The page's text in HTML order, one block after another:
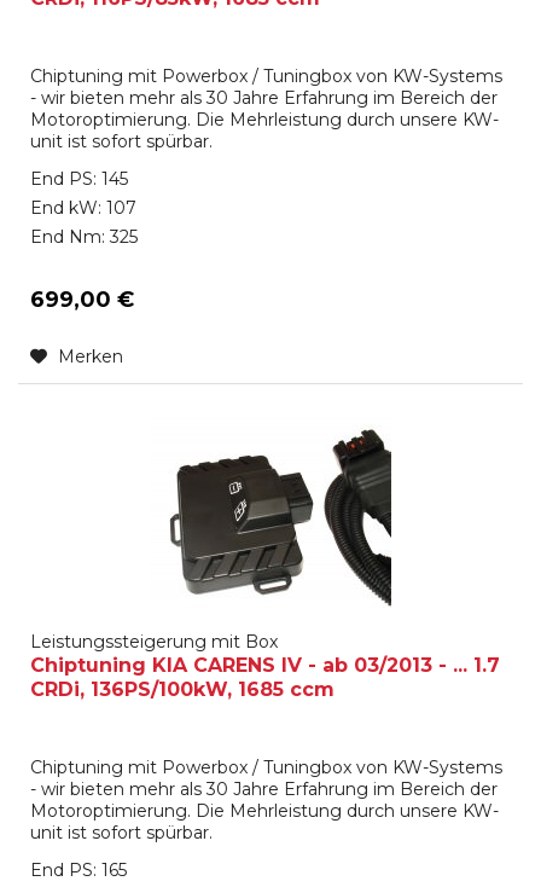
Chiptuning mit Powerbox / Tuningbox von KW-Systems
- wir bieten mehr als 30 Jahre Erfahrung im Bereich der
Motoroptimierung. Die Mehrleistung durch unsere KW-
unit ist sofort spürbar.
End PS: 145
End kW: 107
End Nm: 325
699,00 €
Merken
Leistungssteigerung mit Box
Chiptuning KIA CARENS IV - ab 03/2013 - ... 1.7
CRDi, 136PS/100kW, 1685 ccm
Chiptuning mit Powerbox / Tuningbox von KW-Systems
- wir bieten mehr als 30 Jahre Erfahrung im Bereich der
Motoroptimierung. Die Mehrleistung durch unsere KW-
unit ist sofort spürbar.
End PS: 165